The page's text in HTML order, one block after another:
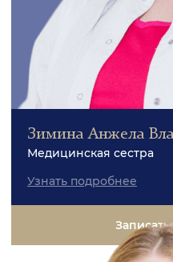
Зимина Анжела
Медицинская сестра
Узнать подробнее